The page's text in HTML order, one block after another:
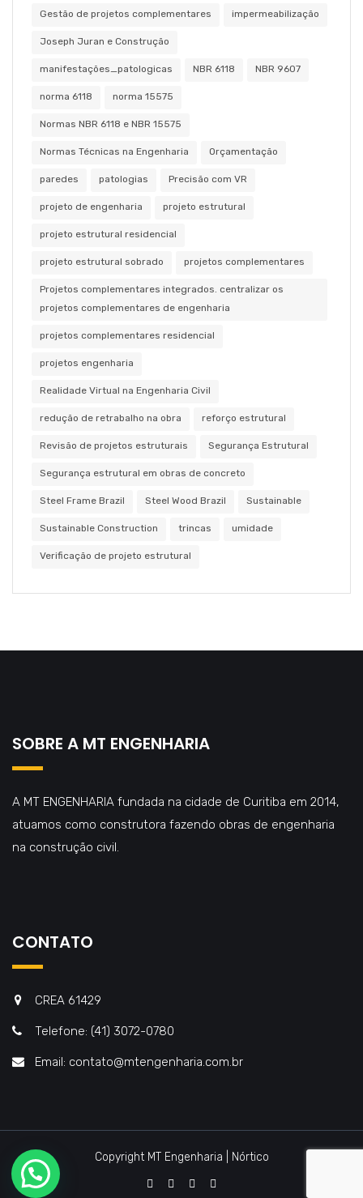
Gestão de projetos complementares impermeabilização
Joseph Juran e Construção
manifestações_patologicas NBR 6118 NBR 9607
norma 6118 norma 15575
Normas NBR 6118 e NBR 15575
Normas Técnicas na Engenharia Orçamentação
paredes patologias Precisão com VR
projeto de engenharia projeto estrutural
projeto estrutural residencial
projeto estrutural sobrado projetos complementares
Projetos complementares integrados. centralizar os
projetos complementares de engenharia
projetos complementares residencial
projetos engenharia
Realidade Virtual na Engenharia Civil
redução de retrabalho na obra reforço estrutural
Revisão de projetos estruturais Segurança Estrutural
Segurança estrutural em obras de concreto
Steel Frame Brazil Steel Wood Brazil Sustainable
Sustainable Construction trincas umidade
Verificação de projeto estrutural
SOBRE A MT ENGENHARIA
A MT ENGENHARIA fundada na cidade de Curitiba em 2014,
atuamos como construtora fazendo obras de engenharia
na construção civil.
CONTATO
CREA 61429
Telefone: (41) 3072-0780
Email: contato@mtengenharia.com.br
Copyright MT Engenharia | Nórtico